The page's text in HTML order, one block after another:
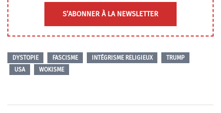
S’ABONNER À LA NEWSLETTER
DYSTOPIE FASCISME INTÉGRISME RELIGIEUX
TRUMP
USA
WOKISME